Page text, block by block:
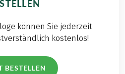
können Sie jederzeit
kostenlos!
BESTELLEN